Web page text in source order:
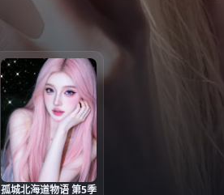
孤城北海道物语 第5季